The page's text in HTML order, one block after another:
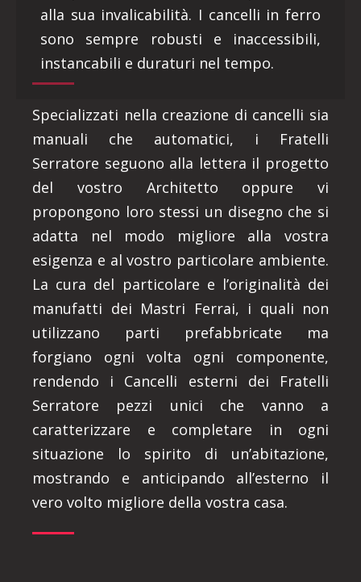
alla sua invalicabilità. I cancelli in ferro
sono sempre robusti e inaccessibili,
instancabili e duraturi nel tempo.
Specializzati nella creazione di cancelli sia
manuali che automatici, i Fratelli
Serratore seguono alla lettera il progetto
del vostro Architetto oppure vi
propongono loro stessi un disegno che si
adatta nel modo migliore alla vostra
esigenza e al vostro particolare ambiente.
La cura del particolare e l’originalità dei
manufatti dei Mastri Ferrai, i quali non
utilizzano parti prefabbricate ma
forgiano ogni volta ogni componente,
rendendo i Cancelli esterni dei Fratelli
Serratore pezzi unici che vanno a
caratterizzare e completare in ogni
situazione lo spirito di un’abitazione,
mostrando e anticipando all’esterno il
vero volto migliore della vostra casa.